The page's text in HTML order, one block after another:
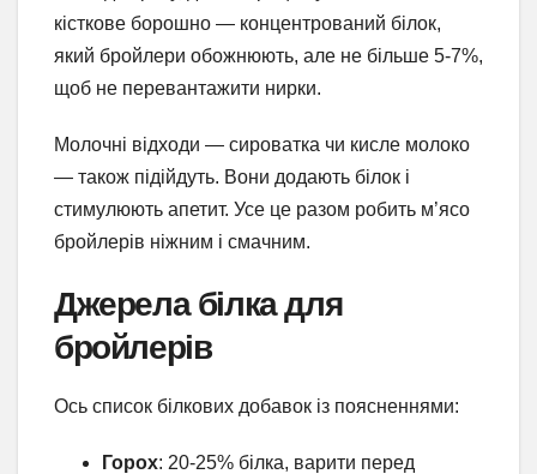
кісткове борошно — концентрований білок,
який бройлери обожнюють, але не більше 5-7%,
щоб не перевантажити нирки.
Молочні відходи — сироватка чи кисле молоко
— також підійдуть. Вони додають білок і
стимулюють апетит. Усе це разом робить м’ясо
бройлерів ніжним і смачним.
Джерела білка для
бройлерів
Ось список білкових добавок із поясненнями:
Горох: 20-25% білка, варити перед